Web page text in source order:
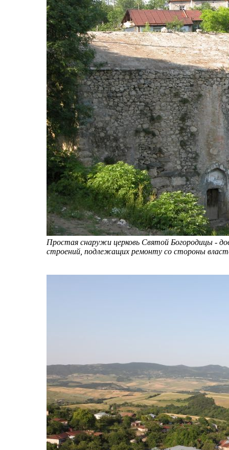
Простая снаружи церковь Святой Богородицы -
строений, подлежащих ремонту со стороны